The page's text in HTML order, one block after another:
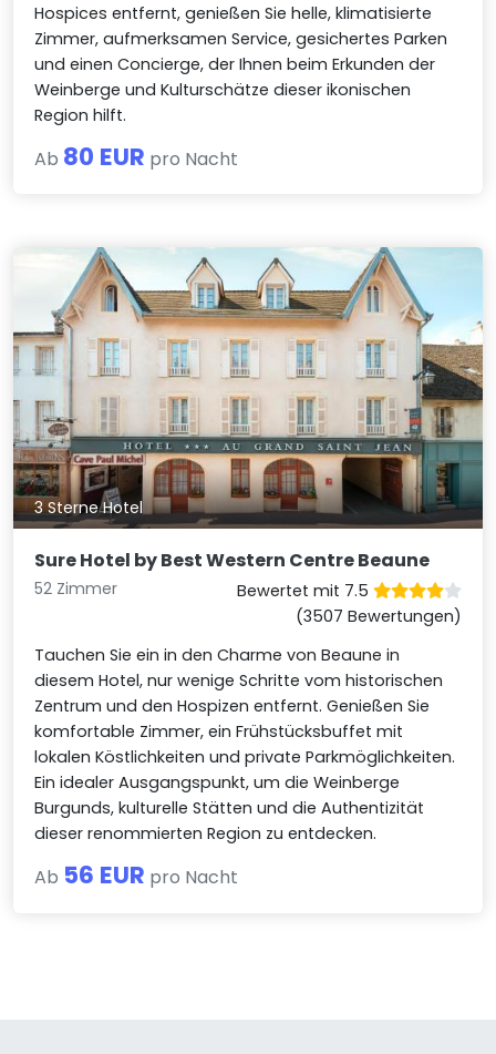
Hospices entfernt, genießen Sie helle, klimatisierte
Zimmer, aufmerksamen Service, gesichertes Parken
und einen Concierge, der Ihnen beim Erkunden der
Weinberge und Kulturschätze dieser ikonischen
Region hilft.
Ab 80 EUR pro Nacht
3 Sterne Hotel
Sure Hotel by Best Western Centre Beaune
52 Zimmer
Bewertet mit 7.5
(3507 Bewertungen)
Tauchen Sie ein in den Charme von Beaune in
diesem Hotel, nur wenige Schritte vom historischen
Zentrum und den Hospizen entfernt. Genießen Sie
komfortable Zimmer, ein Frühstücksbuffet mit
lokalen Köstlichkeiten und private Parkmöglichkeiten.
Ein idealer Ausgangspunkt, um die Weinberge
Burgunds, kulturelle Stätten und die Authentizität
dieser renommierten Region zu entdecken.
Ab 56 EUR pro Nacht